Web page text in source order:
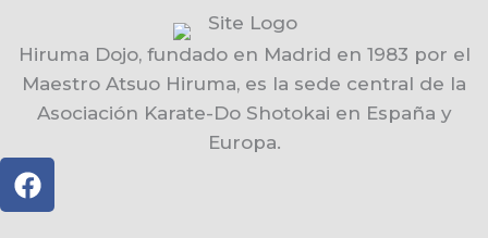
Hiruma Dojo, fundado en Madrid en 1983 por el
Maestro Atsuo Hiruma, es la sede central de la
Asociación Karate-Do Shotokai en España y
Europa.
F
a